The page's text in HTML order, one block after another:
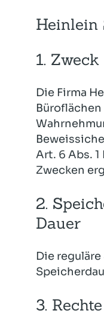
Heinlein
1.
Die Firma
Art. 6 Abs.
Zwecken
2.
Dauer
Die
3.